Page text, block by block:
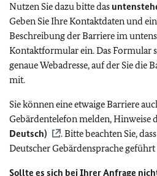
Nutzen Sie dazu bitte das
Geben Sie Ihre Kontaktdaten und
Beschreibung der Barriere im
Kontaktformular ein. Das Formular
genaue Webadresse, auf der Sie die
mit.
Sie können eine etwaige Barriere
Gebärdentelefon melden, Hinweise
Deutsch)
. Bitte beachten Sie,
Deutscher Gebärdensprache
Sollte es sich bei Ihrer Anfrage